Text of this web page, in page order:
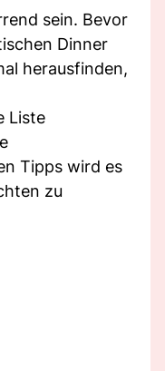
sein. Bevor
Dinner
herausfinden,
Liste
Tipps wird es
zu